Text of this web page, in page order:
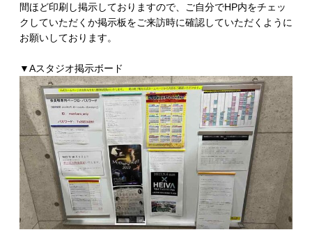
間ほど印刷し掲示しておりますので、ご自分でHP内をチェッ
クしていただくか掲示板をご来訪時に確認していただくように
お願いしております。
▼Aスタジオ掲示ボード